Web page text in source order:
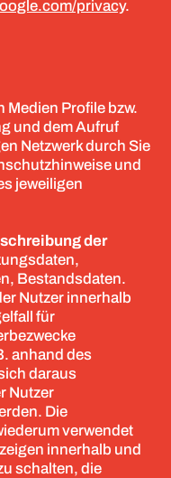
privacy.
Medien Profile bzw.
und dem Aufruf
Netzwerk durch Sie
und
jeweiligen
der
Bestandsdaten.
Nutzer innerhalb
für
anhand des
daraus
Nutzer
Die
verwendet
innerhalb und
schalten, die